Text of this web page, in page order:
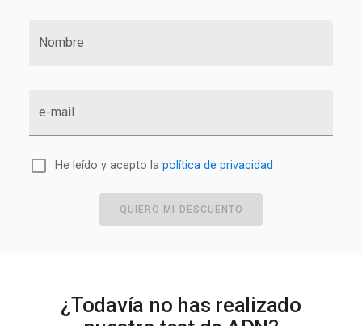
Nombre
e-mail
He leído y acepto la política de privacidad
QUIERO MI DESCUENTO
¿Todavía no has realizado